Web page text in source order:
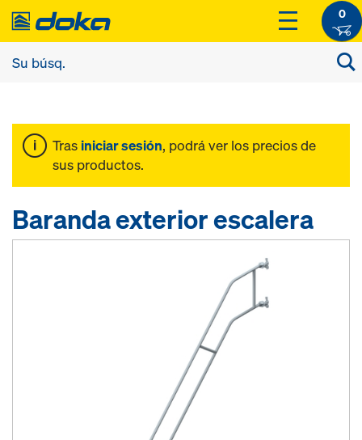
0
Tras iniciar sesión, podrá ver los precios de
sus productos.
Baranda exterior escalera